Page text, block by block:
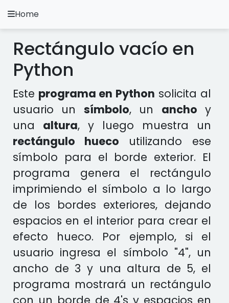
A.
Ejercicios Python
Instalación y Configuración
Metodología Python
Video Tutoriales
Ejercicios en otros Lenguajes
Apps
Home
Rectángulo vacío en
Python
Este programa en Python solicita al
usuario un símbolo, un ancho y
una altura, y luego muestra un
rectángulo hueco utilizando ese
símbolo para el borde exterior. El
programa genera el rectángulo
imprimiendo el símbolo a lo largo
de los bordes exteriores, dejando
espacios en el interior para crear el
efecto hueco. Por ejemplo, si el
usuario ingresa el símbolo "4", un
ancho de 3 y una altura de 5, el
programa mostrará un rectángulo